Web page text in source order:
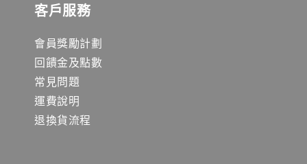
客戶服務
會員獎勵計劃
回饋金及點數
常見問題
運費說明
退換貨流程